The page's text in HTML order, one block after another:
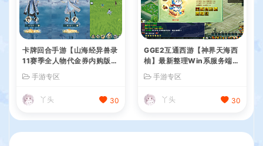
卡牌回合手游【山海经异兽录
11赛季全人物代金券内购版】
最新整理WIN系服务端+授权
GM后台+管理后台+热更修改
工具+安卓+详细搭建教程
手游专区
丫头 30
GGE2互通西游【神界天海西
柚】最新整理Win系服务端
+安卓苹果PC三端+内置GM
工具+全套源码+详细搭建教
程
手游专区
丫头 30